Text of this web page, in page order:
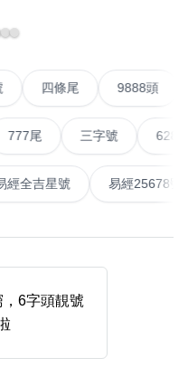
頭 6字頭
無4字
全吉星(全號)
VIP號 四條尾 9888
三字號 6288頭
易經全吉星號 易
6字頭靚號